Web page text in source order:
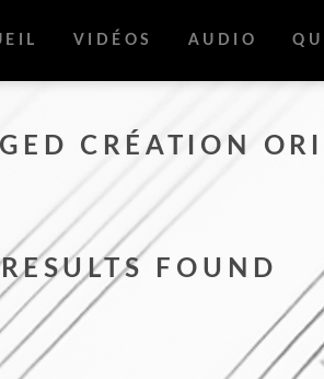
VIDÉOS AUDIO
CRÉATION
FOUND